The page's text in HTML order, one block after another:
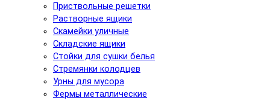
Приствольные решетки
Растворные ящики
Скамейки уличные
Складские ящики
Стойки для сушки белья
Стремянки колодцев
Урны для мусора
Фермы металлические